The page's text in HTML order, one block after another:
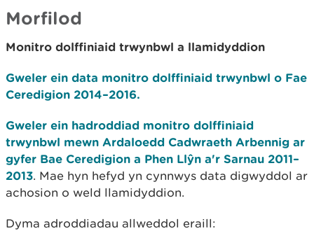
Morfilod
Monitro dolffiniaid trwynbwl a llamidyddion
Gweler ein data monitro dolffiniaid trwynbwl o Fae
Ceredigion 2014–2016.
Gweler ein hadroddiad monitro dolffiniaid
trwynbwl mewn Ardaloedd Cadwraeth Arbennig ar
gyfer Bae Ceredigion a Phen Llŷn a'r Sarnau 2011–
2013. Mae hyn hefyd yn cynnwys data digwyddol ar
achosion o weld llamidyddion.
Dyma adroddiadau allweddol eraill: